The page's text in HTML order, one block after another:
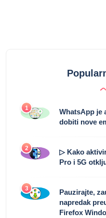
1
WhatsApp je
dobiti nove
2
▷ Kako
Pro i 5G
3
Pauzirajte,
napredak
Firefox